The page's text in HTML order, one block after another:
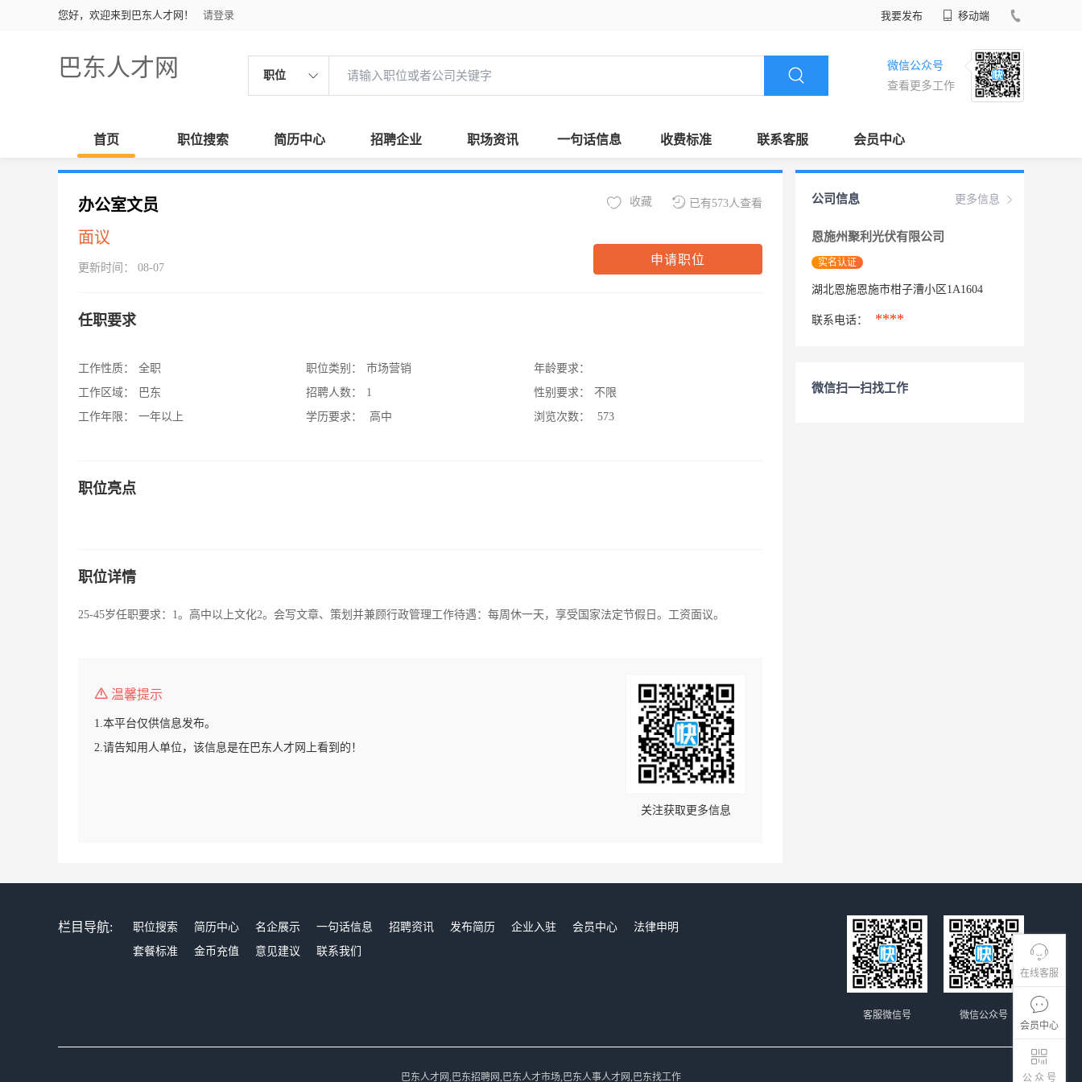
您好，欢迎来到巴东人才网！ 请登录 我要发布 移动端
巴东人才网 职位
微信公众号
查看更多工作
首页 职位搜索 简历中心 招聘企业 职场资讯 一句话信息 收费标准 联系客服 会员中心
在线客服
会员中心
公 众 号
办公室文员
面议
更新时间： 08-07
已有573人查看
收藏
申请职位
任职要求
工作性质：
全职
工作区域：
巴东
工作年限：
一年以上
职位类别：
市场营销
招聘人数：
1
学历要求：
高中
年龄要求：
性别要求：
不限
浏览次数：
573
职位亮点
职位详情
25-45岁任职要求：1。高中以上文化2。会写文章、策划并兼顾行政管理工作待遇：每周休一天，享受国家法定节假日。工资面议。
温馨提示
1.本平台仅供信息发布。
2.请告知用人单位，该信息是在巴东人才网上看到的！
关注获取更多信息
更多信息
公司信息
恩施州聚利光伏有限公司
实名认证
湖北恩施恩施市柑子漕小区1A1604
联系电话： ****
微信扫一扫找工作
栏目导航: 职位搜索 简历中心 名企展示 一句话信息 招聘资讯 发布简历 企业入驻 会员中心
法律申明
套餐标准
金币充值 意见建议 联系我们
微信公众号
客服微信号
巴东人才网,巴东招聘网,巴东人才市场,巴东人事人才网,巴东找工作